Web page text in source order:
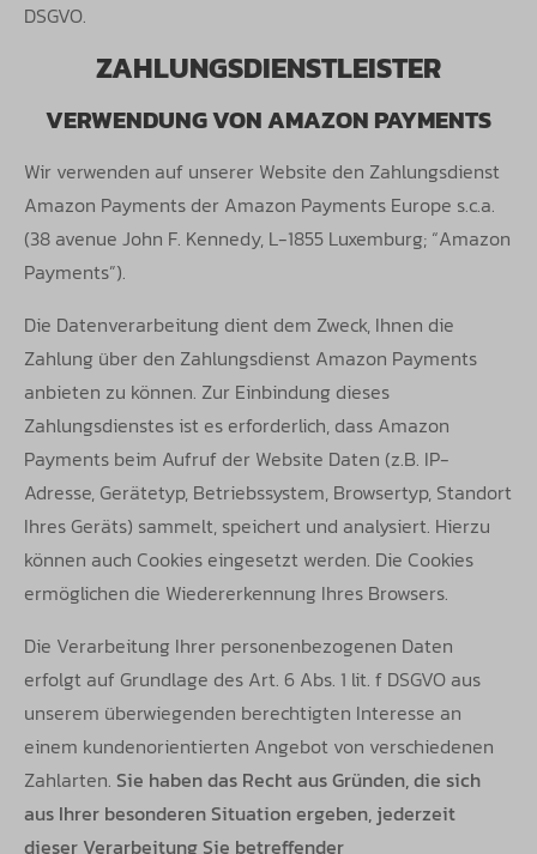
DSGVO.
ZAHLUNGSDIENSTLEISTER
VERWENDUNG VON AMAZON PAYMENTS
Wir verwenden auf unserer Website den Zahlungsdienst
Amazon Payments der Amazon Payments Europe s.c.a.
(38 avenue John F. Kennedy, L-1855 Luxemburg; “Amazon
Payments”).
Die Datenverarbeitung dient dem Zweck, Ihnen die
Zahlung über den Zahlungsdienst Amazon Payments
anbieten zu können. Zur Einbindung dieses
Zahlungsdienstes ist es erforderlich, dass Amazon
Payments beim Aufruf der Website Daten (z.B. IP-
Adresse, Gerätetyp, Betriebssystem, Browsertyp, Standort
Ihres Geräts) sammelt, speichert und analysiert. Hierzu
können auch Cookies eingesetzt werden. Die Cookies
ermöglichen die Wiedererkennung Ihres Browsers.
Die Verarbeitung Ihrer personenbezogenen Daten
erfolgt auf Grundlage des Art. 6 Abs. 1 lit. f DSGVO aus
unserem überwiegenden berechtigten Interesse an
einem kundenorientierten Angebot von verschiedenen
Zahlarten. Sie haben das Recht aus Gründen, die sich
aus Ihrer besonderen Situation ergeben, jederzeit
dieser Verarbeitung Sie betreffender